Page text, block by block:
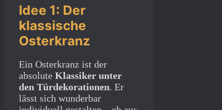
Idee 1: Der
klassische
Osterkranz
Ein Osterkranz ist der
absolute Klassiker unter
den Türdekorationen. Er
lässt sich wunderbar